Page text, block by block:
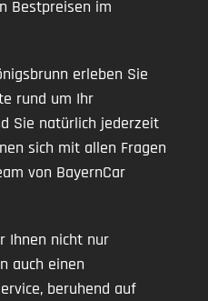
Bestpreisen im
erleben Sie
rund um Ihr
Sie natürlich jederzeit
sich mit allen Fragen
von BayernCar
Ihnen nicht nur
auch einen
beruhend auf